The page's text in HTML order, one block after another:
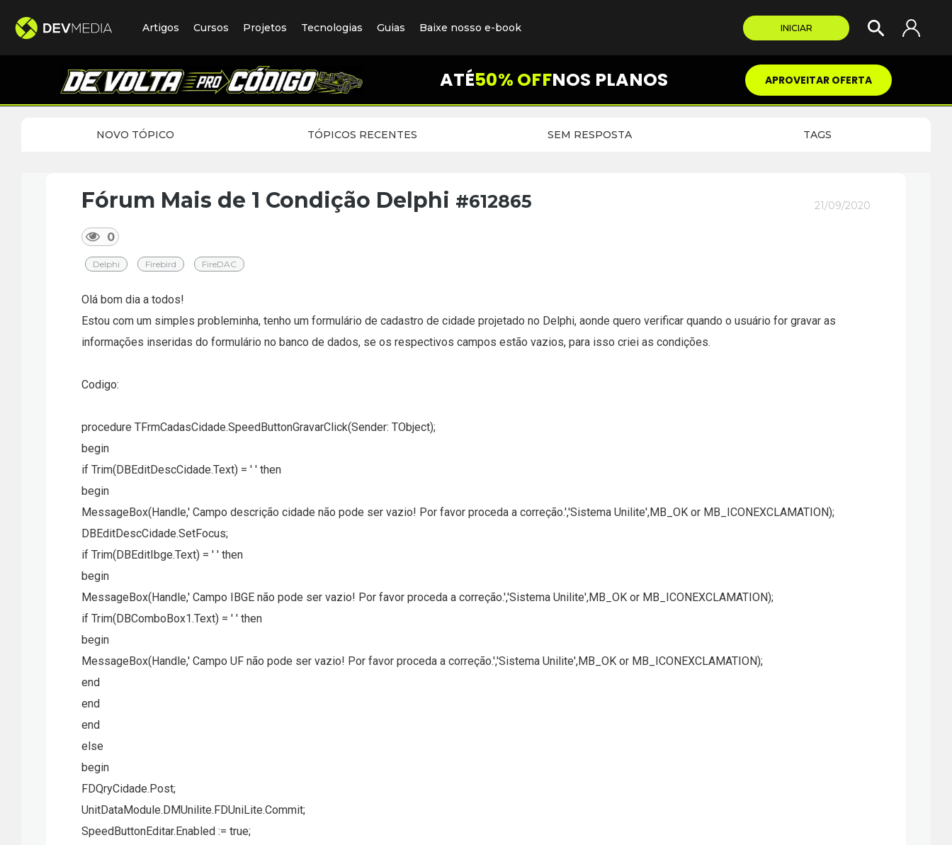
Artigos Cursos Projetos Tecnologias Guias Baixe nosso e-book INICIAR
ATÉ50% OFFNOS PLANOS APROVEITAR OFERTA
NOVO TÓPICO TÓPICOS RECENTES SEM RESPOSTA TAGS
Fórum Mais de 1 Condição Delphi #612865 21/09/2020
0
Delphi Firebird FireDAC
Olá bom dia a todos!
Estou com um simples probleminha, tenho um formulário de cadastro de cidade projetado no Delphi, aonde quero verificar quando o usuário for gravar as
informações inseridas do formulário no banco de dados, se os respectivos campos estão vazios, para isso criei as condições.
Codigo:
procedure TFrmCadasCidade.SpeedButtonGravarClick(Sender: TObject);
begin
if Trim(DBEditDescCidade.Text) = ' ' then
begin
MessageBox(Handle,' Campo descrição cidade não pode ser vazio! Por favor proceda a correção.','Sistema Unilite',MB_OK or MB_ICONEXCLAMATION);
DBEditDescCidade.SetFocus;
if Trim(DBEditIbge.Text) = ' ' then
begin
MessageBox(Handle,' Campo IBGE não pode ser vazio! Por favor proceda a correção.','Sistema Unilite',MB_OK or MB_ICONEXCLAMATION);
if Trim(DBComboBox1.Text) = ' ' then
begin
MessageBox(Handle,' Campo UF não pode ser vazio! Por favor proceda a correção.','Sistema Unilite',MB_OK or MB_ICONEXCLAMATION);
end
end
end
else
begin
FDQryCidade.Post;
UnitDataModule.DMUnilite.FDUniLite.Commit;
SpeedButtonEditar.Enabled := true;